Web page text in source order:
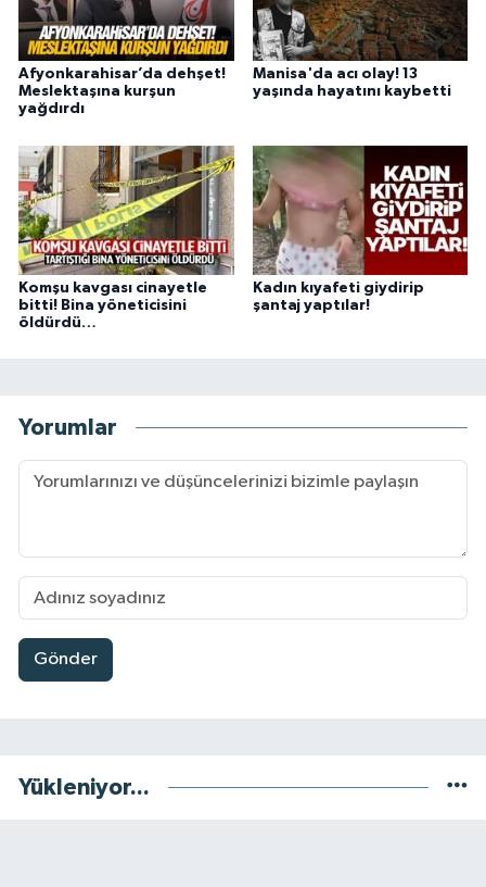
Afyonkarahisar’da dehşet!
Meslektaşına kurşun
yağdırdı
Manisa'da acı olay! 13
yaşında hayatını kaybetti
Komşu kavgası cinayetle
bitti! Bina yöneticisini
öldürdü…
Kadın kıyafeti giydirip
şantaj yaptılar!
Yorumlar
Gönder
Yükleniyor...